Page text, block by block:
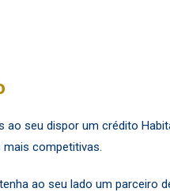
ao seu dispor um crédito
competitivas.
ao seu lado um parceiro